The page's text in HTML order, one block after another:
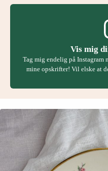
Vis mig
Tag mig endelig på Instagram
mine opskrifter! Vil elske at